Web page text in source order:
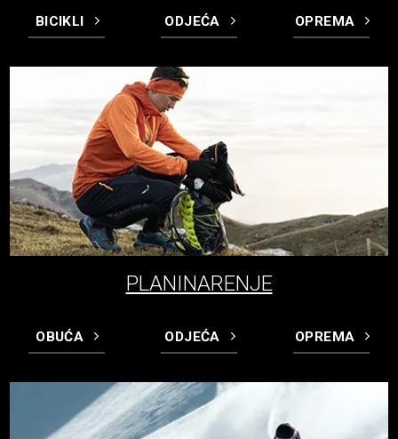
BICIKLI ODJEĆA OPREMA
PLANINARENJE
OBUĆA ODJEĆA OPREMA